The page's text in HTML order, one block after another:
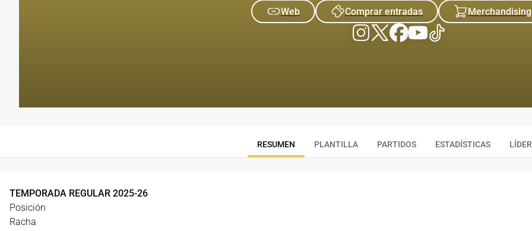
Web Comprar entradas Merchandising
RESUMEN PLANTILLA PARTIDOS ESTADÍSTICAS
TEMPORADA REGULAR 2025-26
Posición
Racha